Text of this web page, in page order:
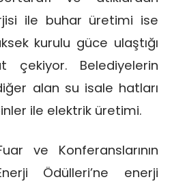
ile buhar üretimi ise
kurulu güce ulaştığı
çekiyor. Belediyelerin
alan su isale hatları
ile elektrik üretimi.
ve Konferanslarının
Ödülleri’ne enerji